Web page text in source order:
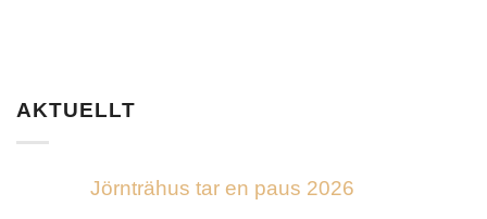
AKTUELLT
Jörnträhus tar en paus 2026